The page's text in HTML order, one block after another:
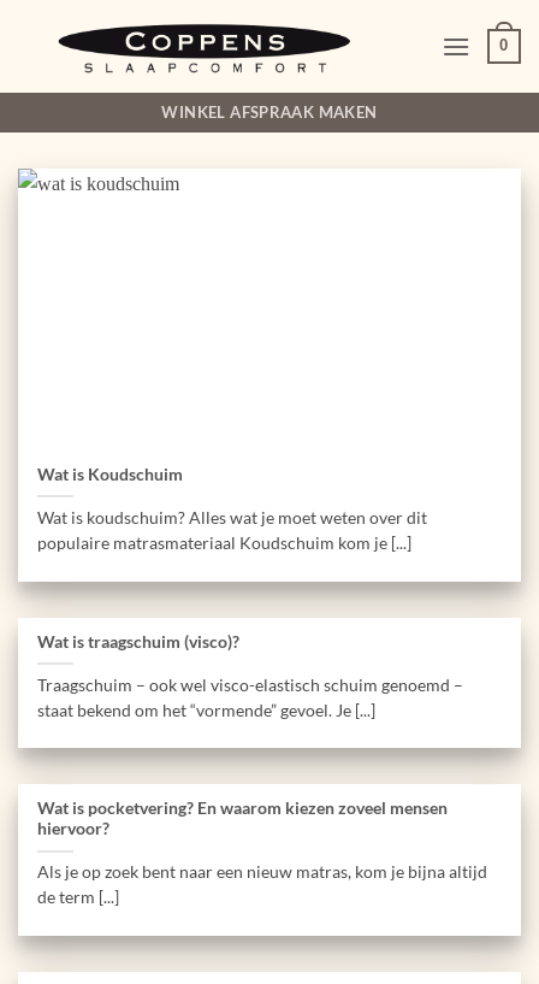
0
WINKEL AFSPRAAK MAKEN
Wat is Koudschuim
Wat is koudschuim? Alles wat je moet weten over dit
populaire matrasmateriaal Koudschuim kom je [...]
Wat is traagschuim (visco)?
Traagschuim – ook wel visco-elastisch schuim genoemd –
staat bekend om het “vormende” gevoel. Je [...]
Wat is pocketvering? En waarom kiezen zoveel mensen
hiervoor?
Als je op zoek bent naar een nieuw matras, kom je bijna altijd
de term [...]